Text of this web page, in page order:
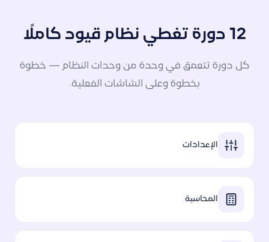
12 دورة تغطي نظام قيود كاملًا
كل دورة تتعمق في وحدة من وحدات النظام — خطوة
بخطوة وعلى الشاشات الفعلية.
الإعدادات
المحاسبة